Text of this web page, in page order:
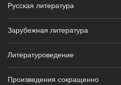
Русская литература
Зарубежная литература
Литературоведение
Произведения сокращенно